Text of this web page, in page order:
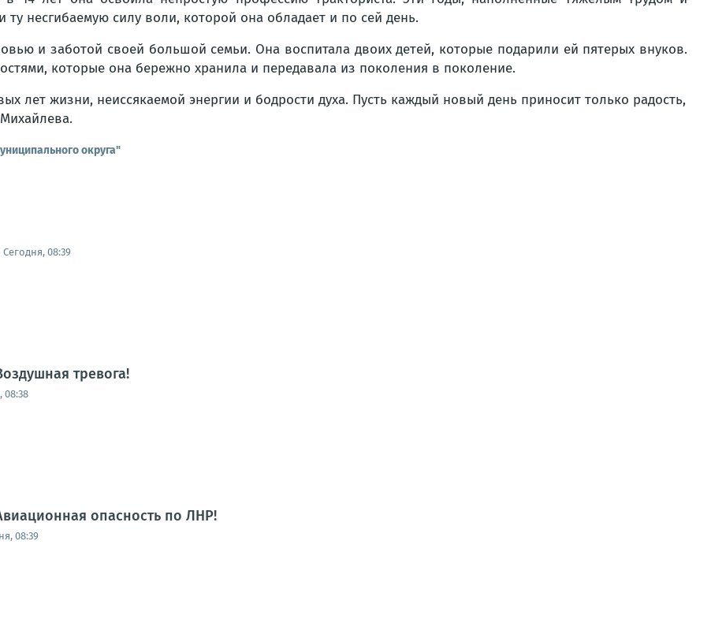
несгибаемую силу воли, которой она обладает и по сей день.
и заботой своей большой семьи. Она воспитала двоих детей, которые подарили ей пятерых внуков.
которые она бережно хранила и передавала из поколения в поколение.
лет жизни, неиссякаемой энергии и бодрости духа. Пусть каждый новый день приносит только радость,
округа"
Сегодня, 08:39
тревога!
08:38
опасность по ЛНР!
08:39